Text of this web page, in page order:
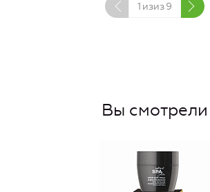
1 изиз9
Вы смотрели